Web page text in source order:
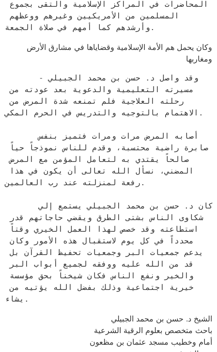
وأرشدهم كما أمهم في صلاة الجمعة.
وكان يحمل هم الأمة الإسلامية وقضاياها في مشارق الأرض
ومغاربها
مسيرته التعليمية والدعوية بعد عودته من
رحلته العلاجية فلم تمنعه شدة المرض من
الاهتمام بالتوجيه والتدريس في الحرم المكي.
صالحاً يقتدي به لتعامل المؤمن مع المرض
رفعة لمنزلته عند رب العالمين.
خيرية اجتماعية وذلك بفضل الله يؤتيه من
يشاء.
الشيخ د. حسن بن محمد الجبيلي
باحث متخصص بعلوم الرقية الشرعية
أمام وخطيب مسجد عثمان بن مظعون